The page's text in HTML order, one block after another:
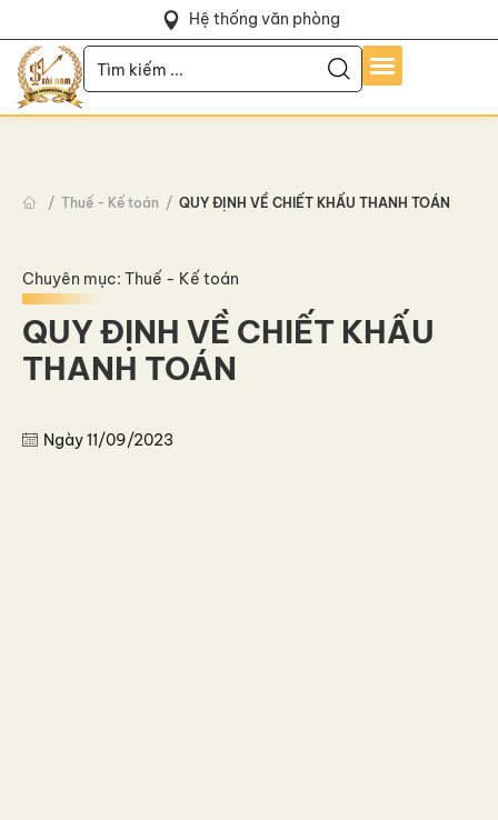
Hệ thống văn phòng
Thuế - Kế toán QUY ĐỊNH VỀ CHIẾT KHẤU THANH TOÁN
Chuyên mục: Thuế - Kế toán
QUY ĐỊNH VỀ CHIẾT KHẤU
THANH TOÁN
Ngày11/09/2023